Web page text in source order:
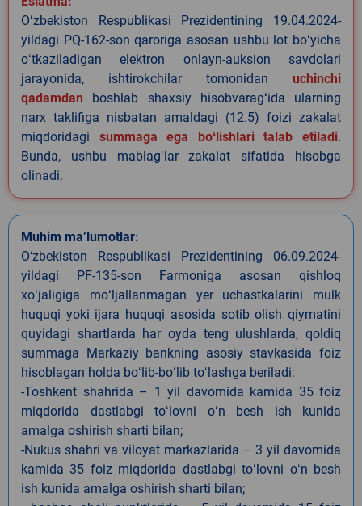
Oʻzbekiston Respublikasi Prezidentining 19.04.2024-
yildagi PQ-162-son qaroriga asosan ushbu lot boʻyicha
oʻtkaziladigan elektron onlayn-auksion savdolari
jarayonida, ishtirokchilar tomonidan uchinchi
qadamdan boshlab shaxsiy hisobvaragʻida ularning
narx taklifiga nisbatan amaldagi (12.5) foizi zakalat
miqdoridagi summaga ega boʻlishlari talab etiladi.
Bunda, ushbu mablagʻlar zakalat sifatida hisobga
olinadi.
Muhim ma’lumotlar:
O‘zbekiston Respublikasi Prezidentining 06.09.2024-
yildagi PF-135-son Farmoniga asosan qishloq
xoʻjaligiga moʻljallanmagan yer uchastkalarini mulk
huquqi yoki ijara huquqi asosida sotib olish qiymatini
quyidagi shartlarda har oyda teng ulushlarda, qoldiq
summaga Markaziy bankning asosiy stavkasida foiz
hisoblagan holda boʻlib-boʻlib toʻlashga beriladi:
-Toshkent shahrida – 1 yil davomida kamida 35 foiz
miqdorida dastlabgi toʻlovni oʻn besh ish kunida
amalga oshirish sharti bilan;
-Nukus shahri va viloyat markazlarida – 3 yil davomida
kamida 35 foiz miqdorida dastlabgi toʻlovni oʻn besh
ish kunida amalga oshirish sharti bilan;